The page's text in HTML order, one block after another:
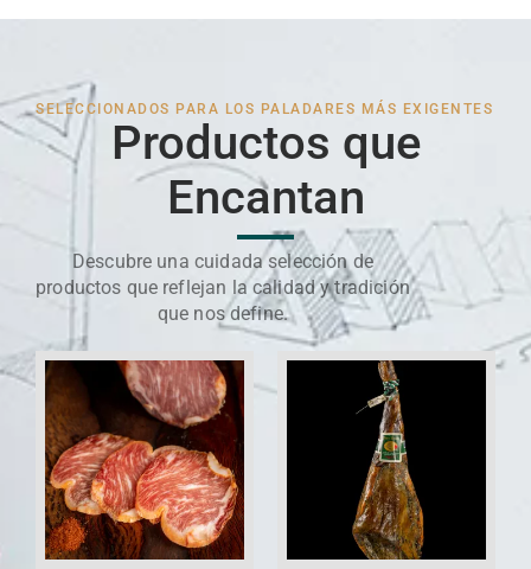
SELECCIONADOS PARA LOS PALADARES MÁS EXIGENTES
Productos que
Encantan
Descubre una cuidada selección de
productos que reflejan la calidad y tradición
que nos define.